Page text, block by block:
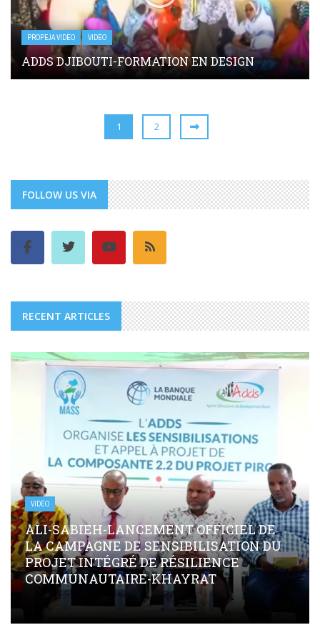
PROPEJA VIDÉO VIDÉO
ADDS DJIBOUTI-FORMATION EN DESIGN
1 2
FOLLOW US VIA
RECENT ARTICLES
VIDÉO
ALI-SABIEH-LANCEMENT OFFICIEL DE
LA CAMPAGNE DE SENSIBILISATION DU
PROJET INTÉGRÉ DE RÉSILIENCE
COMMUNAUTAIRE-KHAYRAT